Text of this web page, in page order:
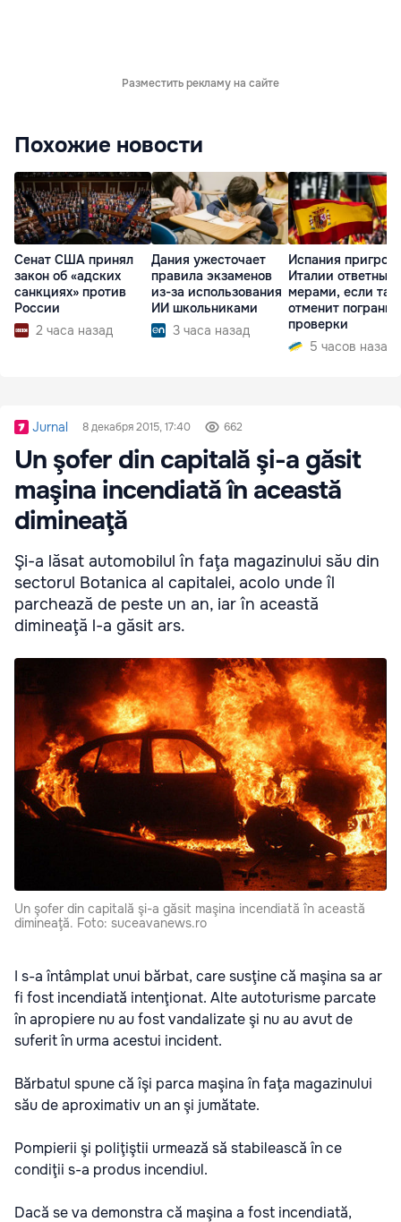
Разместить рекламу на сайте
Похожие новости
Сенат США принял
закон об «адских
санкциях» против
России
2 часа назад
Дания ужесточает
правила экзаменов
из-за использования
ИИ школьниками
3 часа назад
Испания
Италии
мерами, если та
отменит
проверки
5 часов назад
Jurnal 8 декабря 2015, 17:40 662
Un şofer din capitală şi-a găsit
maşina incendiată în această
dimineaţă
Şi-a lăsat automobilul în faţa magazinului său din
sectorul Botanica al capitalei, acolo unde îl
parchează de peste un an, iar în această
dimineaţă l-a găsit ars.
Un şofer din capitală şi-a găsit maşina incendiată în această
dimineaţă. Foto: suceavanews.ro
I s-a întâmplat unui bărbat, care susţine că maşina sa ar
fi fost incendiată intenţionat. Alte autoturisme parcate
în apropiere nu au fost vandalizate şi nu au avut de
suferit în urma acestui incident.
Bărbatul spune că îşi parca maşina în faţa magazinului
său de aproximativ un an şi jumătate.
Pompierii şi poliţiştii urmează să stabilească în ce
condiţii s-a produs incendiul.
Dacă se va demonstra că maşina a fost incendiată,